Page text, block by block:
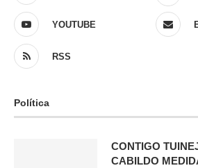
YOUTUBE
RSS
Política
CONTIGO
CABILDO